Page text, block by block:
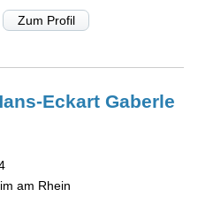
Zum Profil
EckartGaberle
am Rhein